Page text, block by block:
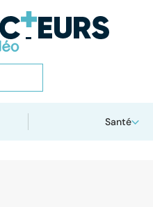
Santé